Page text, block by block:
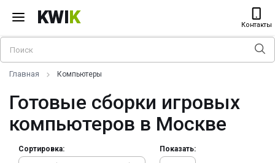
KWIK Контакты
Главная Компьютеры
Готовые сборки игровых
компьютеров в Москве
Сортировка: Показать: